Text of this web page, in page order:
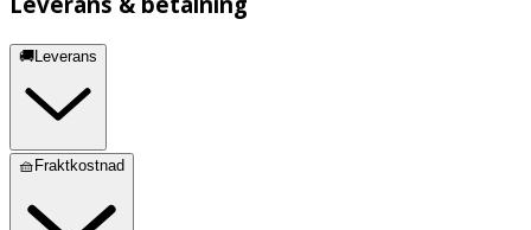
🚚Leverans
🧺Fraktkostnad